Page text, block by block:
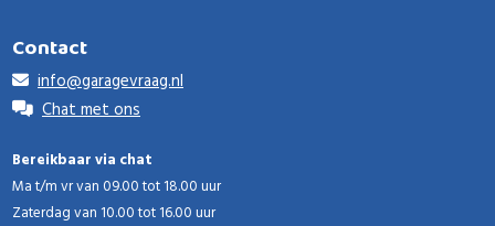
Contact
info@garagevraag.nl
Chat met ons
Bereikbaar via chat
Ma t/m vr van 09.00 tot 18.00 uur
Zaterdag van 10.00 tot 16.00 uur